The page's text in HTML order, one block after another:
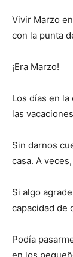
Vivir Marzo
con la punta
¡Era Marzo!
Los días en
las
Sin darnos
casa. A
Si algo
capacidad de
Podía